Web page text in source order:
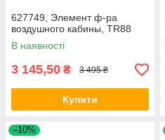
627749, Элемент ф-ра
воздушного кабины, TR88
В наявності
3 145,50 ₴ 3 495 ₴
Купити
–10%